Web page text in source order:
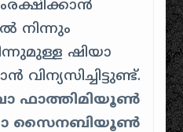
നിന്നും
ഷിയാ
വിന്യസിച്ചിട്ടുണ്ട്.
ഫാത്തിമിയൂൺ
സൈനബിയൂൺ